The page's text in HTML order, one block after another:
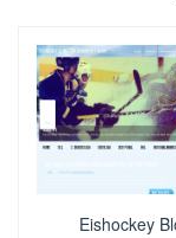
Eishockey